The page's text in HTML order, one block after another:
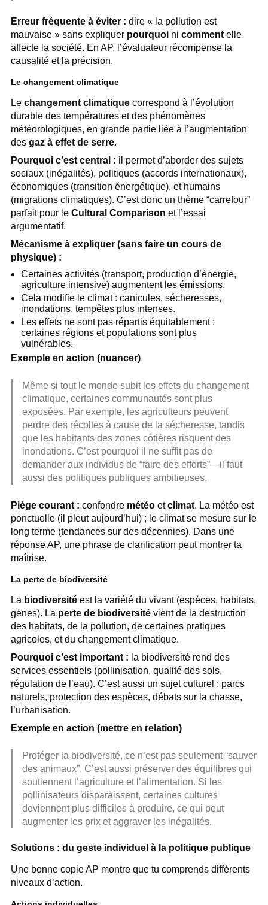
Erreur fréquente à éviter : dire « la pollution est
mauvaise » sans expliquer pourquoini commentelle
affecte la société. En AP, l’évaluateur récompense la
causalité et la précision.
Le changement climatique
Le changement climatiquecorrespond à l’évolution
durable des températures et des phénomènes
météorologiques, en grande partie liée à l’augmentation
des gaz à effet de serre.
Pourquoi c’est central : il permet d’aborder des sujets
sociaux (inégalités), politiques (accords internationaux),
économiques (transition énergétique), et humains
(migrations climatiques). C’est donc un thème “carrefour”
parfait pour le Cultural Comparison et l’essai
argumentatif.
Mécanisme à expliquer (sans faire un cours de
physique) :
Certaines activités (transport, production d’énergie,
agriculture intensive) augmentent les émissions.
Cela modifie le climat : canicules, sécheresses,
inondations, tempêtes plus intenses.
Les effets ne sont pas répartis équitablement :
certaines régions et populations sont plus
vulnérables.
Exemple en action (nuancer)
Même si tout le monde subit les effets du changement
climatique, certaines communautés sont plus
exposées. Par exemple, les agriculteurs peuvent
perdre des récoltes à cause de la sécheresse, tandis
que les habitants des zones côtières risquent des
inondations. C’est pourquoi il ne suffit pas de
demander aux individus de “faire des efforts”—il faut
aussi des politiques publiques ambitieuses.
Piège courant : confondre météoetclimat. La météo est
ponctuelle (il pleut aujourd’hui) ; le climat se mesure sur le
long terme (tendances sur des décennies). Dans une
réponse AP, une phrase de clarification peut montrer ta
maîtrise.
La perte de biodiversité
La biodiversitéest la variété du vivant (espèces, habitats,
gènes). La perte de biodiversitévient de la destruction
des habitats, de la pollution, de certaines pratiques
agricoles, et du changement climatique.
Pourquoi c’est important : la biodiversité rend des
services essentiels (pollinisation, qualité des sols,
régulation de l’eau). C’est aussi un sujet culturel : parcs
naturels, protection des espèces, débats sur la chasse,
l’urbanisation.
Exemple en action (mettre en relation)
Protéger la biodiversité, ce n’est pas seulement “sauver
des animaux”. C’est aussi préserver des équilibres qui
soutiennent l’agriculture et l’alimentation. Si les
pollinisateurs disparaissent, certaines cultures
deviennent plus difficiles à produire, ce qui peut
augmenter les prix et aggraver les inégalités.
Solutions : du geste individuel à la politique publique
Une bonne copie AP montre que tu comprends différents
niveaux d’action.